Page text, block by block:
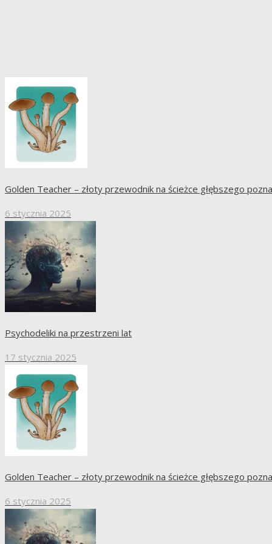
Golden Teacher – złoty przewodnik na ścieżce głębszego
6 stycznia 2025
Psychodeliki na przestrzeni lat
17 stycznia 2025
Golden Teacher – złoty przewodnik na ścieżce głębszego
6 stycznia 2025